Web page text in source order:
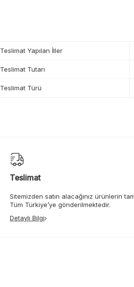
Teslimat Yapılan İller
Teslimat Tutarı
Teslimat Türü
Teslimat
Sitemizden satın alacağınız ürünlerin
Tüm Türkiye’ye gönderilmektedir.
Detaylı Bilgi